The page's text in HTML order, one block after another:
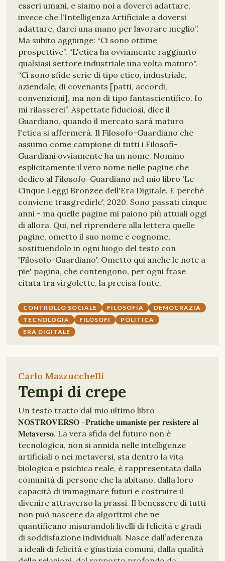
esseri umani, e siamo noi a doverci adattare,
invece che l'Intelligenza Artificiale a doversi
adattare, darci una mano per lavorare meglio”.
Ma subito aggiunge: “Ci sono ottime
prospettive”. “L'etica ha ovviamente raggiunto
qualsiasi settore industriale una volta maturo".
“Ci sono sfide serie di tipo etico, industriale,
aziendale, di covenants [patti, accordi,
convenzioni], ma non di tipo fantascientifico. Io
mi rilasserei”. Aspettate fiduciosi, dice il
Guardiano, quando il mercato sarà maturo
l'etica si affermerà. Il Filosofo-Guardiano che
assumo come campione di tutti i Filosofi-
Guardiani ovviamente ha un nome. Nomino
esplicitamente il vero nome nelle pagine che
dedico al Filosofo-Guardiano nel mio libro 'Le
Cinque Leggi Bronzee dell'Era Digitale. E perché
conviene trasgredirle', 2020. Sono passati cinque
anni - ma quelle pagine mi paiono più attuali oggi
di allora. Qui, nel riprendere alla lettera quelle
pagine, ometto il suo nome e cognome,
sostituendolo in ogni luogo del testo con
'Filosofo-Guardiano'. Ometto qui anche le note a
pie' pagina, che contengono, per ogni frase
citata tra virgolette, la precisa fonte.
CONTROLLO SOCIALE FILOSOFIA
DEMOCRAZIA
TECNOLOGIA
FILOSOFI
POLITICA
ERA DIGITALE
Carlo Mazzucchelli
Tempi di crepe
Un testo tratto dal mio ultimo libro
𝐍𝐎𝐒𝐓𝐑𝐎𝐕𝐄𝐑𝐒𝐎 -𝐏𝐫𝐚𝐭𝐢𝐜𝐡𝐞 𝐮𝐦𝐚𝐧𝐢𝐬𝐭𝐞 𝐩𝐞𝐫 𝐫𝐞𝐬𝐢𝐬𝐭𝐞𝐫𝐞 𝐚𝐥
𝐌𝐞𝐭𝐚𝐯𝐞𝐫𝐬𝐨. La vera sfida del futuro non è
tecnologica, non si annida nelle intelligenze
artificiali o nei metaversi, sta dentro la vita
biologica e psichica reale, è rappresentata dalla
comunità di persone che la abitano, dalla loro
capacità di immaginare futuri e costruire il
divenire attraverso la prassi. Il benessere di tutti
non può nascere da algoritmi che ne
quantificano misurandoli livelli di felicità e gradi
di soddisfazione individuali. Nasce dall’aderenza
a ideali di felicità e giustizia comuni, dalla qualità